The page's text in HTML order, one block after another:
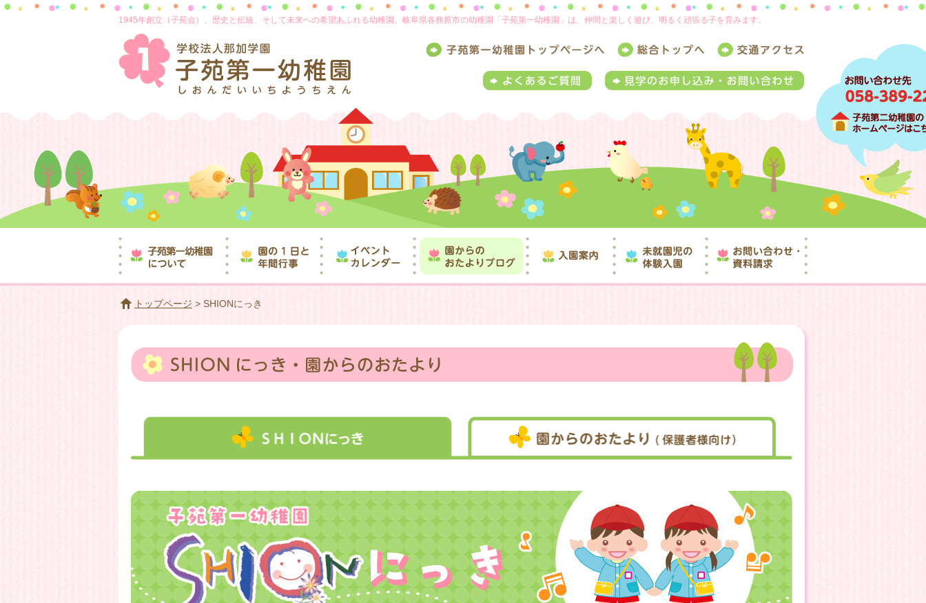
1945年創立（子苑会）。歴史と伝統、そして未来への希望あふれる幼稚園、岐阜県各務原市の幼稚園「子苑第一幼稚園」は、仲間と楽しく遊び、明るく頑張る子を育みます。
トップページ > SHIONにっき